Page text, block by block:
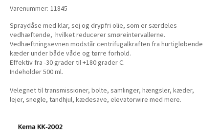
Varenummer: 11845
Spraydåse med klar, sej og drypfri olie, som er særdeles
vedhæftende, hvilket reducerer smøreintervallerne.
Vedhæftningsevnen modstår centrifugalkraften fra hurtigløbende
kæder under både våde og tørre forhold.
Effektiv fra -30 grader til +180 grader C.
Indeholder 500 ml.
Velegnet til transmissioner, bolte, samlinger, hængsler, kæder,
lejer, snegle, tandhjul, kædesave, elevatorwire med mere.